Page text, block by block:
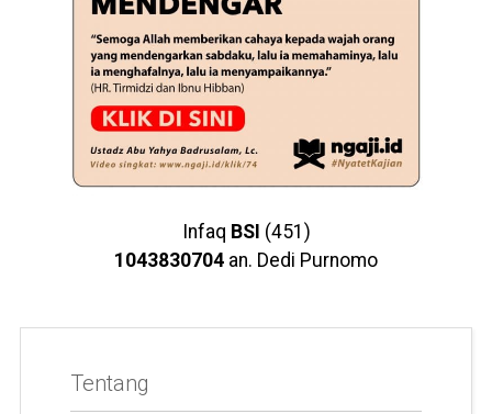
Infaq BSI (451)
1043830704 an. Dedi Purnomo
Tentang